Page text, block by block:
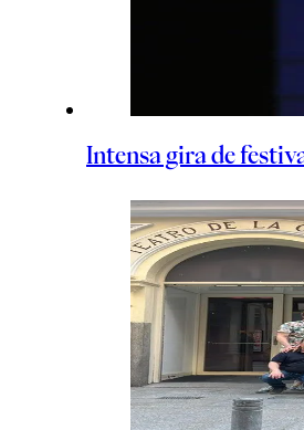
Intensa gira de